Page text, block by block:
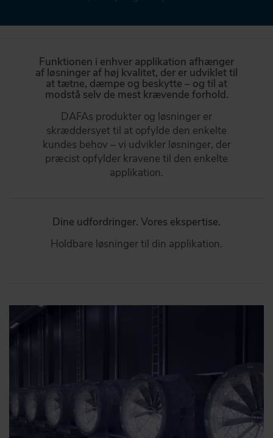
Funktionen i enhver applikation afhænger
af løsninger af høj kvalitet, der er udviklet til
at tætne, dæmpe og beskytte – og til at
modstå selv de mest krævende forhold.
DAFAs produkter og løsninger er
skræddersyet til at opfylde den enkelte
kundes behov – vi udvikler løsninger, der
præcist opfylder kravene til den enkelte
applikation.
Dine udfordringer. Vores ekspertise.
Holdbare løsninger til din applikation.
DAFA INDUSTRIAL SOLUTIONS
DAFA GROUP